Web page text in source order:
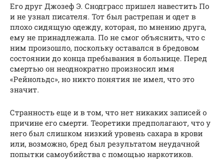
Его друг Джозеф Э. Снодграсс пришел навестить По
и не узнал писателя. Тот был растрепан и одет в
плохо сидящую одежду, которая, по мнению друга,
ему не принадлежала. По не смог объяснить, что с
ним произошло, поскольку оставался в бредовом
состоянии до конца пребывания в больнице. Перед
смертью он неоднократно произносил имя
«Рейнольдс», но никто понятия не имел, что это
значит.
Странность еще и в том, что нет никаких записей о
причине его смерти. Теоретики предполагают, что у
него был слишком низкий уровень сахара в крови
или, возможно, бред был результатом неудачной
попытки самоубийства с помощью наркотиков.